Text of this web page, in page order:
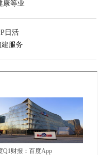
康等业
日活
建服务
Q1财报：百度App